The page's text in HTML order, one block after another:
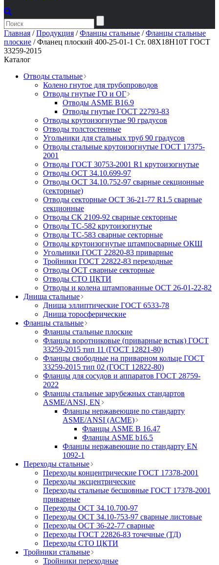
Главная /Продукция /Фланцы стальные /Фланцы стальные
плоские /Фланец плоский 400-25-01-1 Ст. 08Х18Н10Т ГОСТ
33259-2015
Каталог
Отводы стальные
Колено гнутое для трубопроводов
Отводы гнутые ГО и ОГ
Отводы ASME B16.9
Отводы гнутые ГОСТ 22793-83
Отводы крутоизогнутые 90 градусов
Отводы толстостенные
Угольники для стальных труб 90 градусов
Отводы стальные крутоизогнутые ГОСТ 17375-
2001
Отводы ГОСТ 30753-2001 R1 крутоизогнутые
Отводы ОСТ 34.10.699-97
Отводы ОСТ 34.10.752-97 сварные секционные
(секторные)
Отводы секторные ОСТ 36-21-77 R1.5 сварные
секционные
Отводы СК 2109-92 сварные секторные
Отводы ТС-582 крутоизогнутые
Отводы ТС-583 сварные секторные
Отводы крутоизогнутые штампосварные ОКШ
Угольники ГОСТ 22820-83 приварные
Тройники ГОСТ 22822-83 переходные
Отводы ОСТ сварные секторные
Отводы СТО ЦКТИ
Отводы и колена штампованные ОСТ 26-01-22-82
Днища стальные
Днища эллиптические ГОСТ 6533-78
Днища торосферические
Фланцы стальные
Фланцы стальные плоские
Фланцы воротниковые (приварные встык) ГОСТ
33259-2015 тип 11 (ГОСТ 12821-80)
Фланцы свободные на приварном кольце ГОСТ
33259-2015 тип 02 (ГОСТ 12822-80)
Фланцы для сосудов и аппаратов ГОСТ 28759-
2022
Фланцы стальные зарубежных стандартов
ASME/ANSI, EN
Фланцы нержавеющие по стандарту
ASME/ANSI (АСМЕ)
Фланцы ASME B 16.47
Фланцы ASME b16.5
Фланцы нержавеющие по стандарту EN
1092-1
Переходы стальные
Переходы концентрические ГОСТ 17378-2001
Переходы эксцентрические
Переходы стальные бесшовные ГОСТ 17378-2001
приварные
Переходы ОСТ 34.10.700-97
Переходы ОСТ 34.10-753-97 сварные листовые
Переходы ОСТ 36-22-77 сварные
Переходы ГОСТ 22826-83 точечные (ТД)
Переходы СТО ЦКТИ
Тройники стальные
Тройники переходные